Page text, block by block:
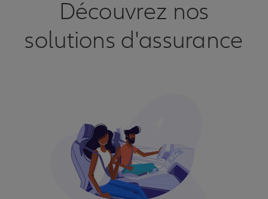
Découvrez nos
solutions d'assurance